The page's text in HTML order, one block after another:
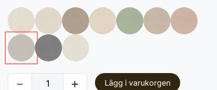
Lägg i varukorgen